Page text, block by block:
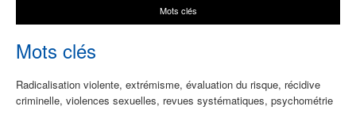
Mots clés
Mots clés
Radicalisation violente, extrémisme, évaluation du risque, récidive
criminelle, violences sexuelles, revues systématiques, psychométrie